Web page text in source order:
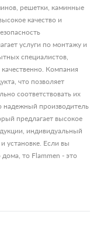
решетки, каминные
качество и
услуги по монтажу и
специалистов,
Компания
что позволяет
соответствовать их
надежный производитель
предлагает высокое
индивидуальный
установке. Если вы
то Flammen - это